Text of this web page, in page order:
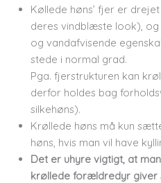
Køllede høns’ fjer er
deres vindblæste look),
og vandafvisende
stede i normal grad.
Pga. fjerstrukturen kan
derfor holdes bag
silkehøns).
Krøllede høns må kun
høns, hvis man vil have
Det er uhyre vigtigt, at
krøllede forældredyr